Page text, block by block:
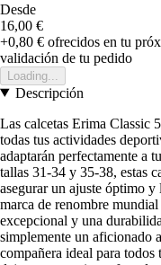
Desde
16,00 €
+0,80 € ofrecidos en tu
validación de tu pedido
Loading...
Descripción
Las calcetas Erima Classic
todas tus actividades
adaptarán perfectamente a
tallas 31-34 y 35-38, estas
asegurar un ajuste óptimo
marca de renombre
excepcional y una
simplemente un aficionado
compañera ideal para